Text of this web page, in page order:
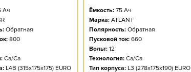
Ач
Обратная
800
Ca/Ca
L4B (315x175x175) EURO
Ёмкость: 75 Ач
Марка: ATLANT
Полярность: Обратная
Пусковой ток: 660
Вольт: 12
Технология: Ca/Ca
Тип корпуса: L3 (278x175x190) EURO